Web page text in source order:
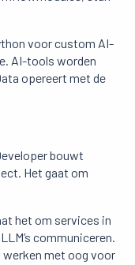
voor custom AI-
AI-tools worden
opereert met de
bouwt
Het gaat om
het om services in
communiceren.
met oog voor